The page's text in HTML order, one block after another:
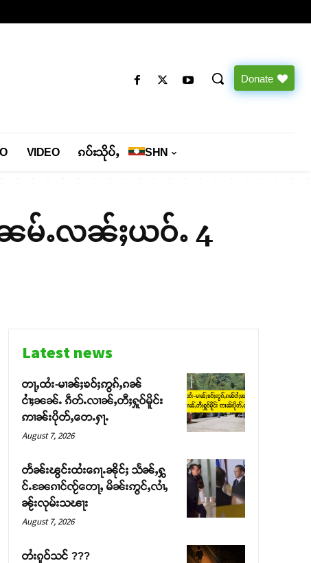
Donate
VIDEO ၵပ်းသိုပ်ႇ SHN
မ်ႉလၼ်ႈယဝ်ႉ 4
Latest news
တႃႇထႆး-မၢၼ်ႈၶဝ်ႈဢွၵ်ႇၵၼ်
ငၢႆႈၼၼ်ႉ ၵဵတ်ႉလၢၼ်ႇတီႈႁူဝ်မိူင်း
ဢၢၼ်းပိုတ်ႇတေႉႁႃႉ
August 7, 2026
တႅၼ်းၽွင်းထႆးၵေႃႉၼိုင်ႈ သႅၼ်ႇႁွ
င်ႉၼႄၵၢင်ၸႂ်တေႃႇ မိၼ်းဢွင်ႇလၢႆႇ
ၼႂ်းလုမ်းသၽႃး
August 7, 2026
တႆးၵူဝ်သင် ???